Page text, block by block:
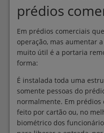
prédios
Em prédios comerciais
operação, mas aumentar
muito útil é a portaria
forma:
É instalada toda uma
somente pessoas do
normalmente. Em prédios
feito por cartão ou, no
biométrico dos